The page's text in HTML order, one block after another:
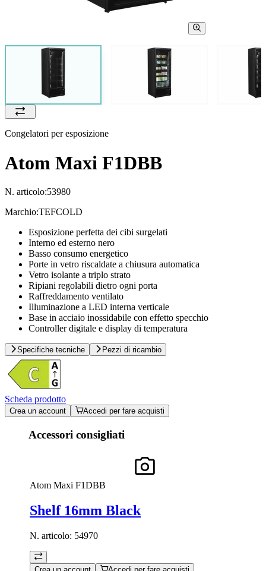
Congelatori per esposizione
Atom Maxi F1DBB
N. articolo:53980
Marchio:TEFCOLD
Esposizione perfetta dei cibi surgelati
Interno ed esterno nero
Basso consumo energetico
Porte in vetro riscaldate a chiusura automatica
Vetro isolante a triplo strato
Ripiani regolabili dietro ogni porta
Raffreddamento ventilato
Illuminazione a LED interna verticale
Base in acciaio inossidabile con effetto specchio
Controller digitale e display di temperatura
Specifiche tecniche Pezzi di ricambio
Scheda prodotto
Crea un account Accedi per fare acquisti
Accessori consigliati
Atom Maxi F1DBB
Shelf 16mm Black
N. articolo: 54970